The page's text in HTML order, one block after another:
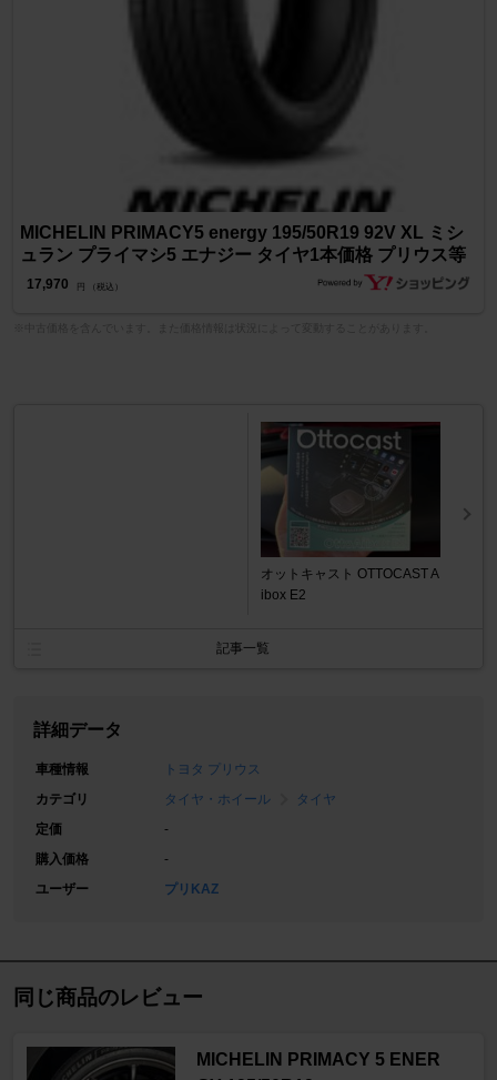
MICHELIN PRIMACY5 energy 195/50R19 92V XL ミシ
ュラン プライマシ5 エナジー タイヤ1本価格 プリウス等
17,970 円 （税込）
オットキャスト OTTOCAST A
ibox E2
記事一覧
詳細データ
車種情報
トヨタ プリウス
カテゴリ
タイヤ・ホイール
タイヤ
定価
-
購入価格
-
ユーザー
プリKAZ
同じ商品のレビュー
MICHELIN PRIMACY 5 ENER